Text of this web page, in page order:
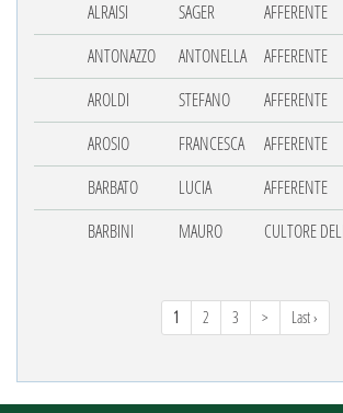
ALRAISI
SAGER
AFFERENTE
ANTONAZZO
ANTONELLA
AFFERENTE
AROLDI
STEFANO
AFFERENTE
AROSIO
FRANCESCA
AFFERENTE
BARBATO
LUCIA
AFFERENTE
BARBINI
MAURO CULTORE
1 2 3 > Last ›